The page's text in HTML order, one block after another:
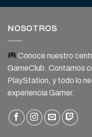
NOSOTROS
Conoce nuestro
GameClub. Contamos
PlayStation, y todo lo
experiencia Gamer.